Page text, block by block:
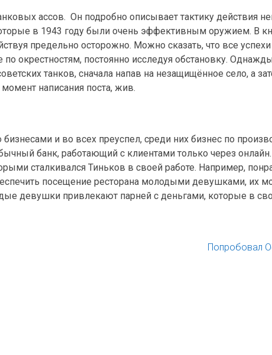
ассов. Он подробно описывает тактику действия
в 1943 году были очень эффективным оружием. В
предельно осторожно. Можно сказать, что все успехи
окрестностям, постоянно исследуя обстановку.
танков, сначала напав на незащищённое село, а
написания поста, жив.
и во всех преуспел, среди них бизнес по
банк, работающий с клиентами только через
сталкивался Тиньков в своей работе. Например,
посещение ресторана молодыми девушками, их
девушки привлекают парней с деньгами, которые в
Попробовал